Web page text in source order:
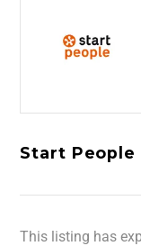
Start People
This listing has